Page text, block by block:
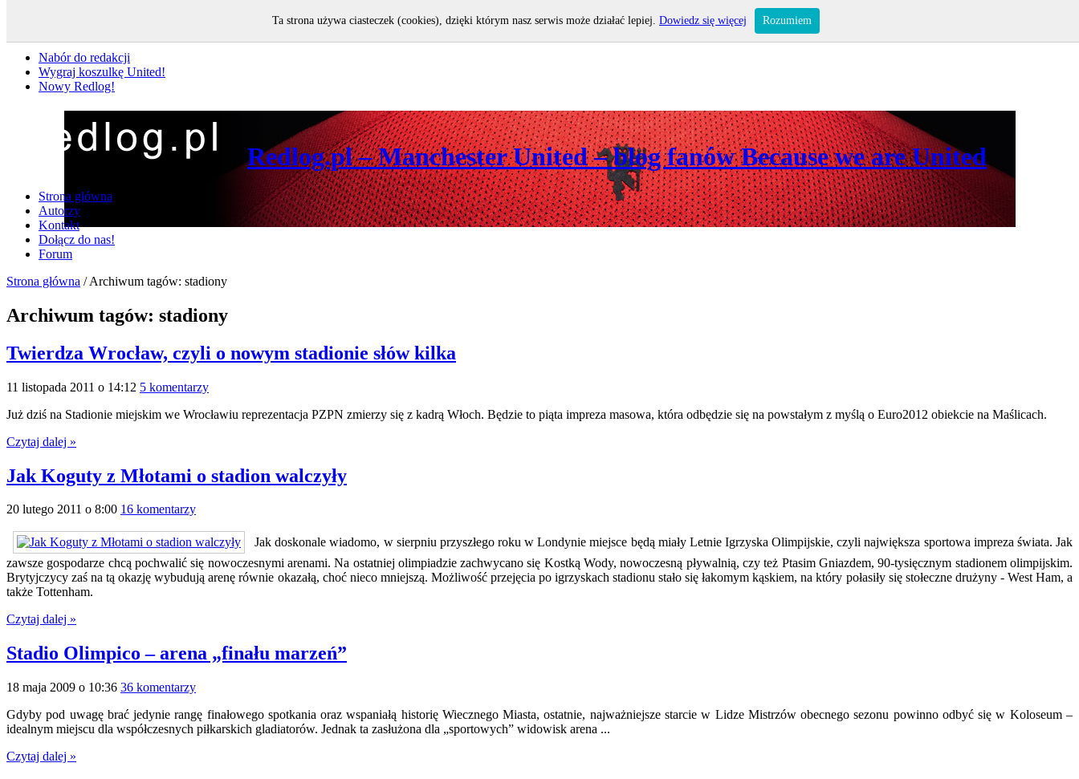
Nabór do redakcji
Wygraj koszulkę United!
Nowy Redlog!
Redlog.pl – Manchester United – blog fanów Because we are United
Strona główna
Autorzy
Kontakt
Dołącz do nas!
Forum
Strona główna /Archiwum tagów: stadiony
Archiwum tagów: stadiony
Twierdza Wrocław, czyli o nowym stadionie słów kilka
11 listopada 2011 o 14:12 5 komentarzy
Już dziś na Stadionie miejskim we Wrocławiu reprezentacja PZPN zmierzy się z kadrą Włoch. Będzie to piąta impreza masowa, która odbędzie się na powstałym z myślą o Euro2012 obiekcie na Maślicach.
Czytaj dalej »
Jak Koguty z Młotami o stadion walczyły
20 lutego 2011 o 8:00 16 komentarzy
Jak doskonale wiadomo, w sierpniu przyszłego roku w Londynie miejsce będą miały Letnie Igrzyska Olimpijskie, czyli największa sportowa impreza świata. Jak
zawsze gospodarze chcą pochwalić się nowoczesnymi arenami. Na ostatniej olimpiadzie zachwycano się Kostką Wody, nowoczesną pływalnią, czy też Ptasim Gniazdem, 90-tysięcznym stadionem olimpijskim.
Brytyjczycy zaś na tą okazję wybudują arenę równie okazałą, choć nieco mniejszą. Możliwość przejęcia po igrzyskach stadionu stało się łakomym kąskiem, na który połasiły się stołeczne drużyny - West Ham, a
także Tottenham.
Czytaj dalej »
Stadio Olimpico – arena „finału marzeń”
18 maja 2009 o 10:36 36 komentarzy
Gdyby pod uwagę brać jedynie rangę finałowego spotkania oraz wspaniałą historię Wiecznego Miasta, ostatnie, najważniejsze starcie w Lidze Mistrzów obecnego sezonu powinno odbyć się w Koloseum –
idealnym miejscu dla współczesnych piłkarskich gladiatorów. Jednak ta zasłużona dla „sportowych” widowisk arena ...
Czytaj dalej »
Ta strona używa ciasteczek (cookies), dzięki którym nasz serwis może działać lepiej. Dowiedz się więcej Rozumiem